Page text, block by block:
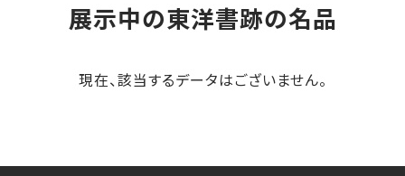
展示中の東洋書跡の名品
現在、該当するデータはございません。